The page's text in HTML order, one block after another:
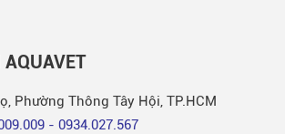
Phường Thông Tây Hội, TP.HCM
- 0934.027.567